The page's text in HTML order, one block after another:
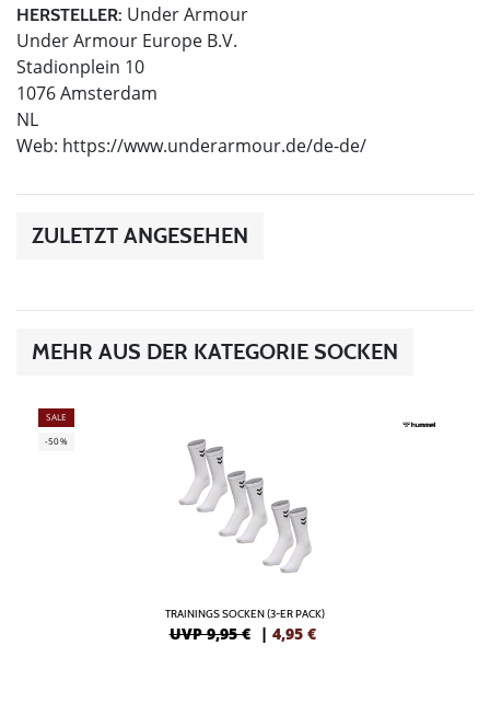
HERSTELLER: Under Armour
Under Armour Europe B.V.
Stadionplein 10
1076 Amsterdam
NL
Web: https://www.underarmour.de/de-de/
ZULETZT ANGESEHEN
MEHR AUS DER KATEGORIE SOCKEN
SALE
-50%
TRAININGS SOCKEN (3-ER PACK)
UVP 9,95 € | 4,95 €